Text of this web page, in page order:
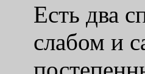
Есть два
слабом и